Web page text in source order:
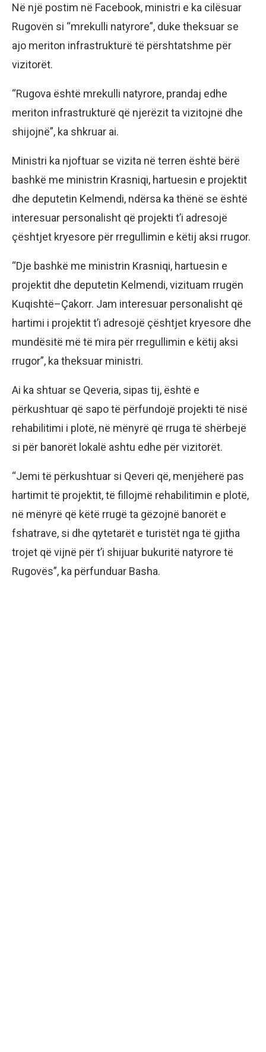
Në një postim në Facebook, ministri e ka cilësuar
Rugovën si “mrekulli natyrore”, duke theksuar se
ajo meriton infrastrukturë të përshtatshme për
vizitorët.
“Rugova është mrekulli natyrore, prandaj edhe
meriton infrastrukturë që njerëzit ta vizitojnë dhe
shijojnë”, ka shkruar ai.
Ministri ka njoftuar se vizita në terren është bërë
bashkë me ministrin Krasniqi, hartuesin e projektit
dhe deputetin Kelmendi, ndërsa ka thënë se është
interesuar personalisht që projekti t’i adresojë
çështjet kryesore për rregullimin e këtij aksi rrugor.
“Dje bashkë me ministrin Krasniqi, hartuesin e
projektit dhe deputetin Kelmendi, vizituam rrugën
Kuqishtë–Çakorr. Jam interesuar personalisht që
hartimi i projektit t’i adresojë çështjet kryesore dhe
mundësitë më të mira për rregullimin e këtij aksi
rrugor”, ka theksuar ministri.
Ai ka shtuar se Qeveria, sipas tij, është e
përkushtuar që sapo të përfundojë projekti të nisë
rehabilitimi i plotë, në mënyrë që rruga të shërbejë
si për banorët lokalë ashtu edhe për vizitorët.
“Jemi të përkushtuar si Qeveri që, menjëherë pas
hartimit të projektit, të fillojmë rehabilitimin e plotë,
në mënyrë që këtë rrugë ta gëzojnë banorët e
fshatrave, si dhe qytetarët e turistët nga të gjitha
trojet që vijnë për t’i shijuar bukuritë natyrore të
Rugovës”, ka përfunduar Basha.